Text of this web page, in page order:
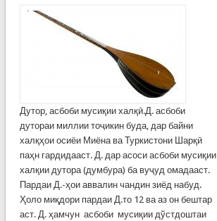
Дутор, асбоби мусиқии халқӣ.Д. асбоби
дутораи миллии тоҷикин буда, дар байни
халқҳои осиёи Миёна ва Туркистони Шарқӣ
паҳн гардидааст. Д. дар асоси асбоби мусиқии
халқии дутора (думбура) ба вуҷуд омадааст.
Пардаи Д.-ҳои аввалин чандин зиёд набуд.
Ҳоло миқдори пардаи Д.то 12 ва аз он бештар
аст. Д. ҳамчун асбоби мусиқии дўстдоштаи